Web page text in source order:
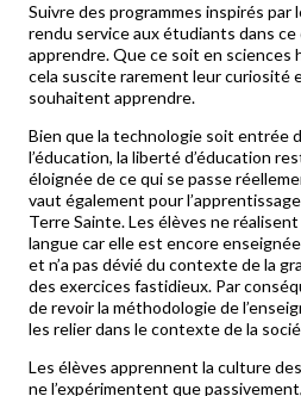
Suivre des programmes inspirés par
rendu service aux étudiants dans ce
apprendre. Que ce soit en sciences
cela suscite rarement leur curiosité
souhaitent apprendre.
Bien que la technologie soit entrée
l’éducation, la liberté d’éducation
éloignée de ce qui se passe
vaut également pour
Terre Sainte. Les élèves ne
langue car elle est encore
et n’a pas dévié du contexte de la
des exercices fastidieux. Par
de revoir la méthodologie de
les relier dans le contexte de la
Les élèves apprennent la culture
ne l’expérimentent que